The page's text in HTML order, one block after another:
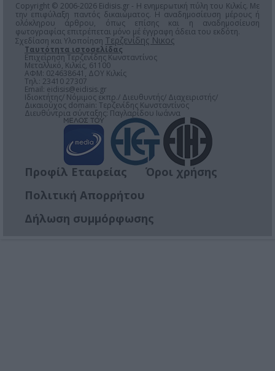
Copyright © 2006-2026 Eidisis.gr - Η ενημερωτική πύλη του Κιλκίς. Με
την επιφύλαξη παντός δικαιώματος. Η αναδημοσίευση μέρους ή
ολόκληρου άρθρου, όπως επίσης και η αναδημοσίευση
φωτογραφίας επιτρέπεται μόνο μέ έγγραφη άδεια του εκδότη.
Σχεδίαση και Υλοποίηση Τερζενίδης Νικος
Ταυτότητα ιστοσελίδας
Επιχείρηση Τερζενίδης Κωνσταντίνος
Μεταλλικό, Κιλκίς, 61100
ΑΦΜ: 024638641, ΔΟΥ Κιλκίς
Τηλ.: 23410 27307
Email: eidisis@eidisis.gr
Ιδιοκτήτης/ Νόμιμος εκπρ./ Διευθυντής/ Διαχειριστής/
Δικαιούχος domain: Τερζενίδης Κωνσταντίνος
Διευθύντρια σύνταξης: Παγλαρίδου Ιωάννα
Προφίλ Εταιρείας
Όροι χρήσης
Πολιτική Απορρήτου
Δήλωση συμμόρφωσης